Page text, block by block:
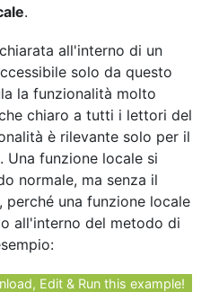
.
all'interno di un
solo da questo
la funzionalità molto
chiaro a tutti i lettori del
è rilevante solo per il
Una funzione locale si
normale, ma senza il
una funzione locale
all'interno del metodo di
Edit & Run this example!